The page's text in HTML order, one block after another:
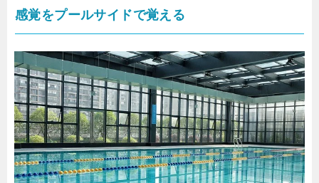
感覚をプールサイドで覚える